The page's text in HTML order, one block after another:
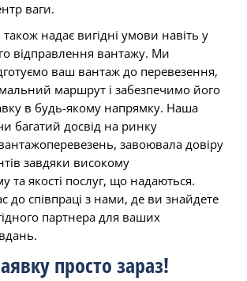
ваги.
надає вигідні умови навіть у
відправлення вантажу. Ми
ваш вантаж до перевезення,
маршрут і забезпечимо його
в будь-якому напрямку. Наша
багатий досвід на ринку
завоювала довіру
завдяки високому
та якості послуг, що надаються.
до співпраці з нами, де ви знайдете
партнера для ваших
просто зараз!